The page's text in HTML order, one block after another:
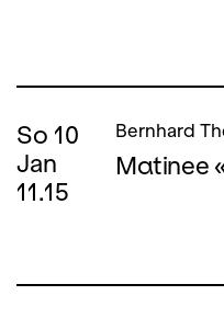
So 10
Jan
11.15
Bernhard
Matinee